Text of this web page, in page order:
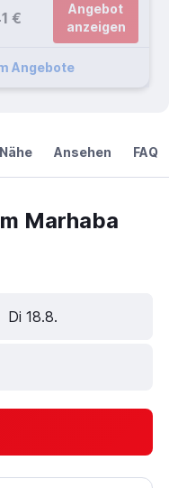
€
Angebot
anzeigen
Angebote
Ansehen FAQ
Marhaba
Di 18.8.